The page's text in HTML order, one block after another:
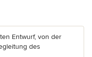
Entwurf, von der
des